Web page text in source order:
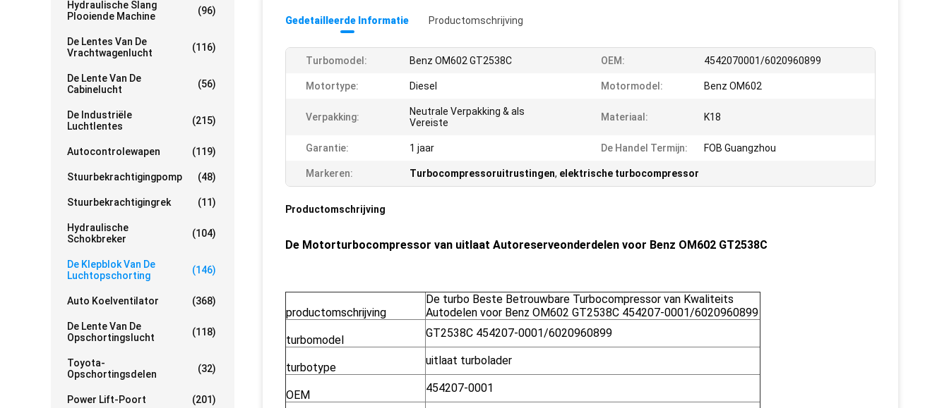
Hydraulische Slang
Plooiende Machine
(96)
De Lentes Van De
Vrachtwagenlucht
(116)
De Lente Van De
Cabinelucht
(56)
De Industriële
Luchtlentes
(215)
Autocontrolewapen (119)
Stuurbekrachtigingpomp (48)
Stuurbekrachtigingrek (11)
Hydraulische
Schokbreker
(104)
De Klepblok Van De
Luchtopschorting
(146)
Auto Koelventilator (368)
De Lente Van De
Opschortingslucht
(118)
Toyota-
Opschortingsdelen
(32)
Power Lift-Poort (201)
Gedetailleerde Informatie Productomschrijving
Turbomodel: Benz OM602 GT2538C OEM: 4542070001/6020960899
Motortype: Diesel Motormodel: Benz OM602
Verpakking:
Neutrale Verpakking & als
Vereiste
Materiaal: K18
Garantie: 1 jaar De Handel Termijn: FOB Guangzhou
Markeren: Turbocompressoruitrustingen, elektrische turbocompressor
Productomschrijving
De Motorturbocompressor van uitlaat Autoreserveonderdelen voor Benz OM602 GT2538C
productomschrijving
De turbo Beste Betrouwbare Turbocompressor van Kwaliteits
Autodelen voor Benz OM602 GT2538C 454207-0001/6020960899
turbomodel
GT2538C 454207-0001/6020960899
turbotype
uitlaat turbolader
OEM
454207-0001